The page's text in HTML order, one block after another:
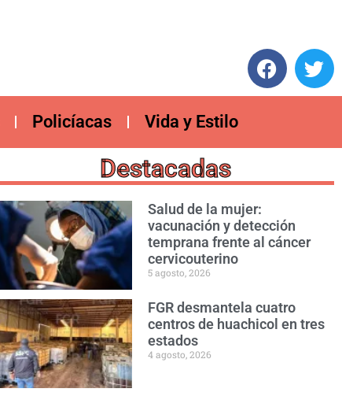
Policíacas Vida y Estilo
Destacadas
Salud de la mujer:
vacunación y detección
temprana frente al cáncer
cervicouterino
5 agosto, 2026
FGR desmantela cuatro
centros de huachicol en tres
estados
4 agosto, 2026